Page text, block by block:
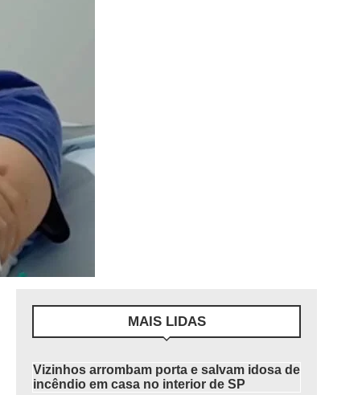
MAIS LIDAS
Vizinhos arrombam porta e salvam idosa de
incêndio em casa no interior de SP